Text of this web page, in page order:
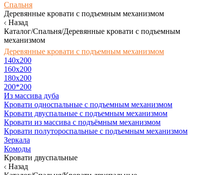
Спальня
Деревянные кровати с подъемным механизмом
Назад
Каталог/Спальня/Деревянные кровати с подъемным
механизмом
Деревянные кровати с подъемным механизмом
140x200
160х200
180х200
200*200
Из массива дуба
Кровати односпальные с подъемным механизмом
Кровати двуспальные с подъемным механизмом
Кровати из массива с подъёмным механизмом
Кровати полутороспальные с подъемным механизмом
Зеркала
Комоды
Кровати двуспальные
Назад